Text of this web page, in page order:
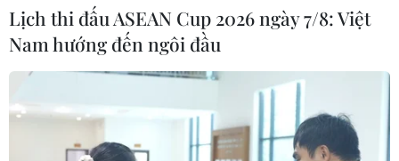
Lịch thi đấu ASEAN Cup 2026 ngày 7/8: Việt
Nam hướng đến ngôi đầu